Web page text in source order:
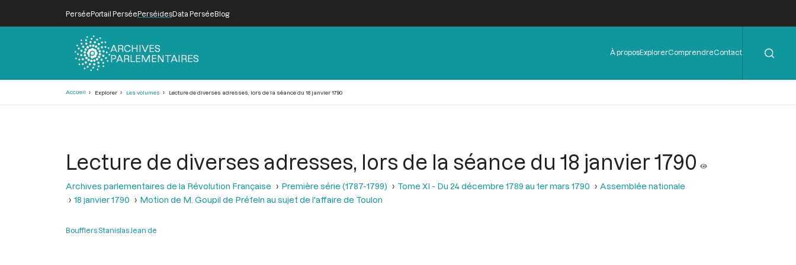
PerséePortail PerséePerséidesData PerséeBlog
ARCHIVES
PARLEMENTAIRES
Menu
de
À proposExplorerComprendreContact
Accueil Explorer Les volumes Lecture de diverses adresses, lors de la séance du 18 janvier 1790
Lecture de diverses adresses, lors de la séance du 18 janvier 1790
Archives parlementaires de la Révolution Française Première série (1787-1799) Tome XI - Du 24 décembre 1789 au 1er mars 1790
Assemblée nationale
18 janvier 1790
Motion de M. Goupil de Préfeln au sujet de l'affaire de Toulon
Boufflers Stanislas Jean de